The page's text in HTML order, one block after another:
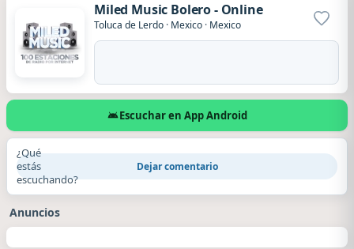
Miled Music Bolero - Online
Toluca de Lerdo · Mexico · Mexico
Escuchar en App Android
¿Qué
estás
escuchando?
Dejar comentario
Anuncios